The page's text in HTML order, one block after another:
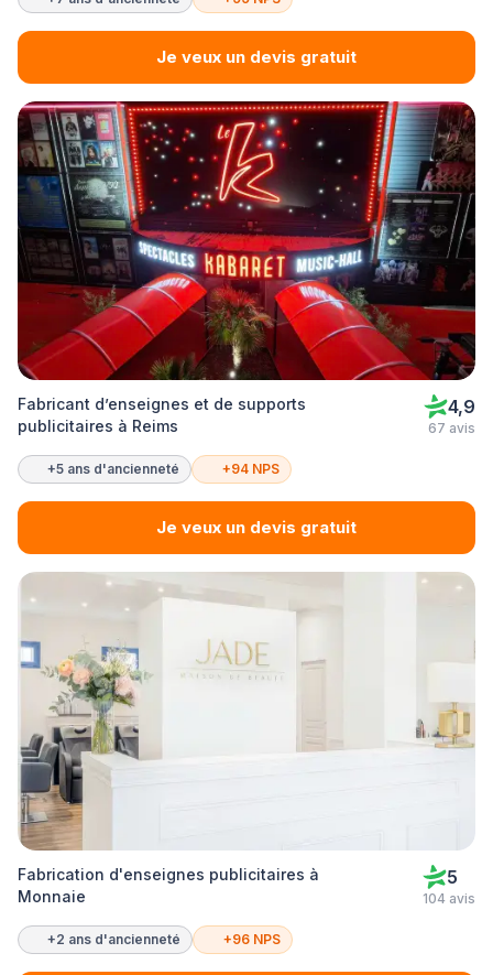
Je veux un devis gratuit
Fabricant d’enseignes et de supports
publicitaires à Reims
4,9
67 avis
+5 ans d'ancienneté +94 NPS
Je veux un devis gratuit
Fabrication d'enseignes publicitaires à
Monnaie
5
104 avis
+2 ans d'ancienneté +96 NPS